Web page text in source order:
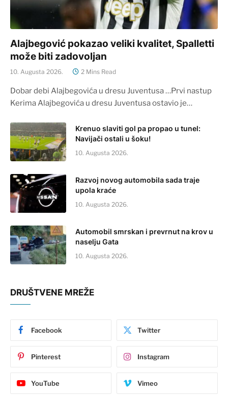
Alajbegović pokazao veliki kvalitet, Spalletti
može biti zadovoljan
10. Augusta 2026. 2 Mins Read
Dobar debi Alajbegovića u dresu Juventusa …Prvi nastup
Kerima Alajbegovića u dresu Juventusa ostavio je…
Krenuo slaviti gol pa propao u tunel:
Navijači ostali u šoku!
10. Augusta 2026.
Razvoj novog automobila sada traje
upola kraće
10. Augusta 2026.
Automobil smrskan i prevrnut na krov u
naselju Gata
10. Augusta 2026.
DRUŠTVENE MREŽE
Facebook Twitter
Pinterest Instagram
YouTube Vimeo